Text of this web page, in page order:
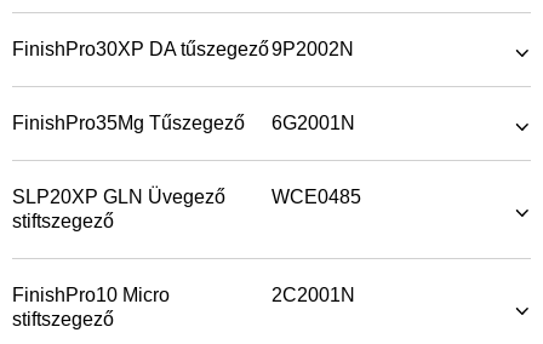
FinishPro30XP DA tűszegező9P2002N
FinishPro35Mg Tűszegező 6G2001N
SLP20XP GLN Üvegező
stiftszegező
WCE0485
FinishPro10 Micro
stiftszegező
2C2001N